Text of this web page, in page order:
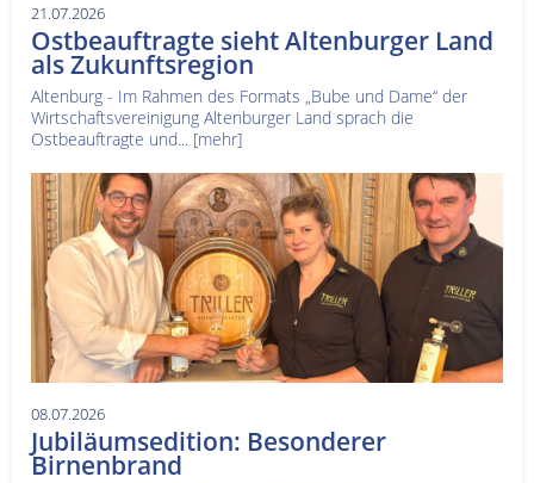
21.07.2026
Ostbeauftragte sieht Altenburger Land
als Zukunftsregion
Altenburg - Im Rahmen des Formats „Bube und Dame“ der
Wirtschaftsvereinigung Altenburger Land sprach die
Ostbeauftragte und... [mehr]
08.07.2026
Jubiläumsedition: Besonderer
Birnenbrand